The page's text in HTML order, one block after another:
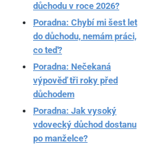
důchodu v roce 2026?
Poradna: Chybí mi šest let
do důchodu, nemám práci,
co teď?
Poradna: Nečekaná
výpověď tři roky před
důchodem
Poradna: Jak vysoký
vdovecký důchod dostanu
po manželce?